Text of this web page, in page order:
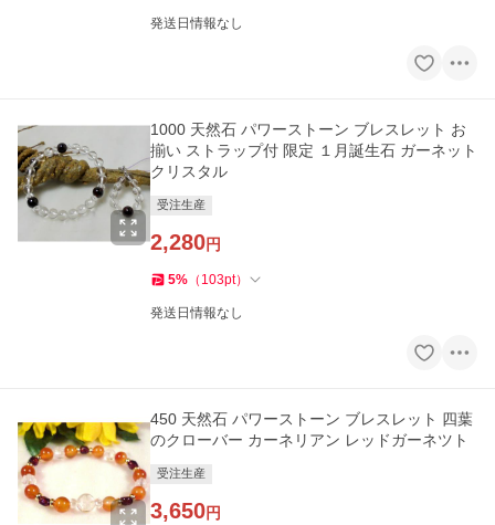
発送日情報なし
1000 天然石 パワーストーン ブレスレット お
揃い ストラップ付 限定 １月誕生石 ガーネット
クリスタル
受注生産
2,280円
5% （ 103pt）
発送日情報なし
450 天然石 パワーストーン ブレスレット 四葉
のクローバー カーネリアン レッドガーネツト
受注生産
3,650円